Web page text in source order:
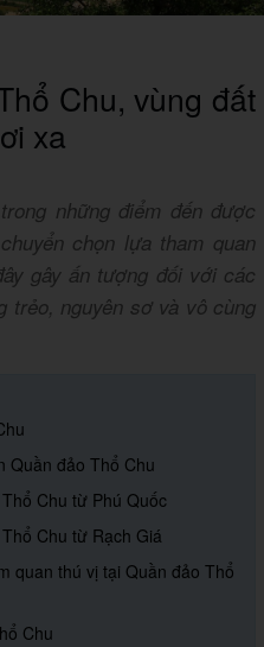
Chu, vùng đất
xa
những điểm đến được
chọn lựa tham quan
gây ấn tượng đối với các
trẻo, nguyên sơ và vô cùng
Quần đảo Thổ Chu
Chu từ Phú Quốc
Chu từ Rạch Giá
quan thú vị tại Quần đảo Thổ
Chu